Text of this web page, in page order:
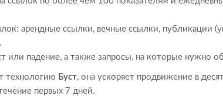
арендные ссылки, вечные ссылки, публикации
или падение, а также запросы, на которые нужно
технологию Буст, она ускоряет продвижение в
первых 7 дней.